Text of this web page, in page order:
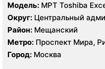
Модель: МРТ Toshiba
Aquilion 64 среза, УЗИ
Округ: Центральный
Район: Мещанский
Метро: Проспект Мира,
Город: Москва